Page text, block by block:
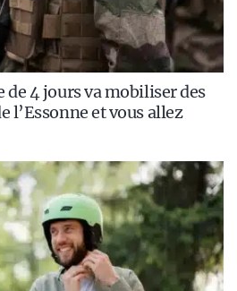
4 jours va mobiliser des
l’Essonne et vous allez